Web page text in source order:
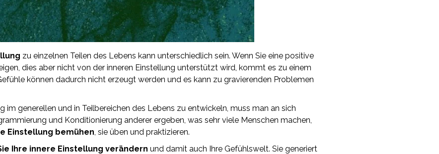
zu einzelnen Teilen des Lebens kann unterschiedlich sein. Wenn Sie eine positive
dies aber nicht von der inneren Einstellung unterstützt wird, kommt es zu einem
können dadurch nicht erzeugt werden und es kann zu gravierenden Problemen
im generellen und in Teilbereichen des Lebens zu entwickeln, muss man an sich
und Konditionierung anderer ergeben, was sehr viele Menschen machen,
Einstellung bemühen , sie üben und praktizieren.
Ihre innere Einstellung verändern und damit auch Ihre Gefühlswelt. Sie generiert